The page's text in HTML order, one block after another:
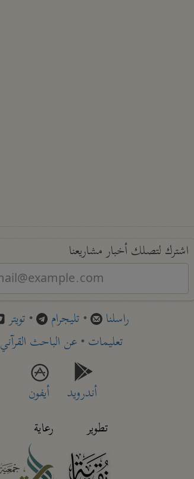
اشترك لتصلك أخبار مشاريعنا
راسلنا • تليجرام • تويتر
تعليمات• عن الباحث القرآني
أندرويد
أيفون
تطوير
رعاية